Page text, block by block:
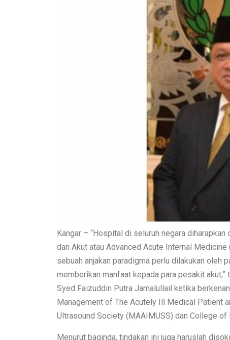
Kangar – “Hospital di seluruh negara
dan Akut atau Advanced Acute Internal
sebuah anjakan paradigma perlu dilakukan oleh
memberikan manfaat kepada para pesakit akut,”
Syed Faizuddin Putra Jamalullail ketika
Management of The Acutely Ill Medical Patient
Ultrasound Society (MAAIMUSS) dan College
Menurut baginda, tindakan ini juga haruslah